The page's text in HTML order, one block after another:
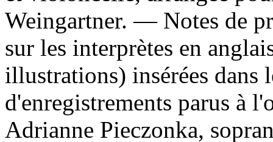
Weingartner. — Notes de
sur les interprètes en
illustrations) insérées
d'enregistrements parus à
Adrianne Pieczonka,